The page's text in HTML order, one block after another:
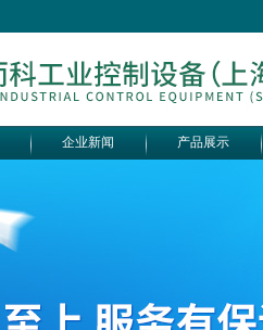
企业新闻 产品展示